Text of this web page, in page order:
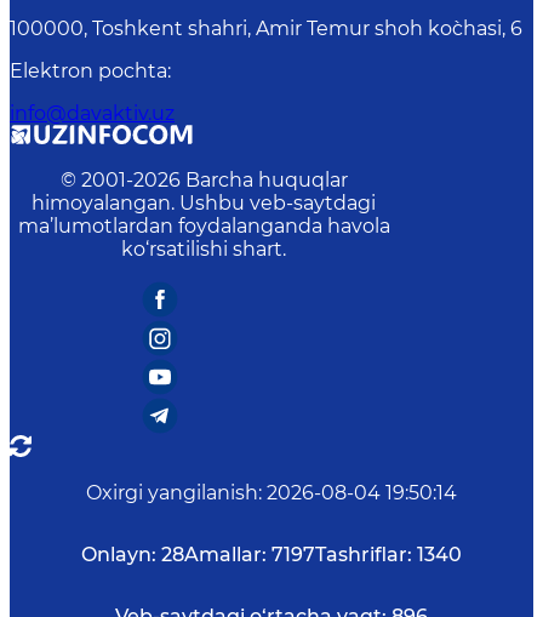
100000, Toshkent shahri, Amir Temur shoh ko`chasi, 6
Elektron pochta:
info@davaktiv.uz
© 2001-2026 Barcha huquqlar
himoyalangan. Ushbu veb-saytdagi
ma’lumotlardan foydalanganda havola
ko‘rsatilishi shart.
Oxirgi yangilanish: 2026-08-04 19:50:14
Onlayn: 28Amallar: 7197Tashriflar: 1340